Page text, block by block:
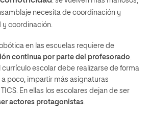
necesita de coordinación y
coordinación.
en las escuelas requiere de
continua por parte del profesorado
currículo escolar debe realizarse de forma
poco, impartir más asignaturas
En ellas los escolares dejan de ser
actores protagonistas